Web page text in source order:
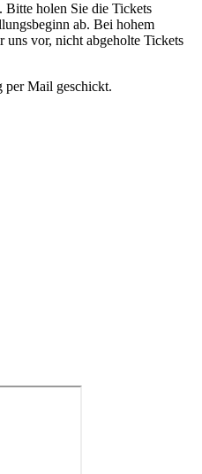
holen Sie die Tickets
ab. Bei hohem
uns vor, nicht abgeholte Tickets
per Mail geschickt.